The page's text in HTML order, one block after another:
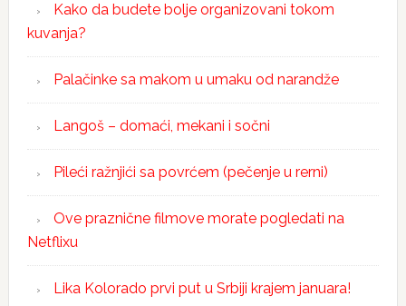
Kako da budete bolje organizovani tokom
kuvanja?
Palačinke sa makom u umaku od narandže
Langoš – domaći, mekani i sočni
Pileći ražnjići sa povrćem (pečenje u rerni)
Ove praznične filmove morate pogledati na
Netflixu
Lika Kolorado prvi put u Srbiji krajem januara!